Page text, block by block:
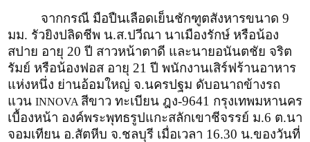
จากกรณี มือปืนเลือดเย็นชักฑูตสังหารขนาด 9
มม. รัวยิงปลิดชีพ น.ส.ปวีณา นาเมืองรักษ์ หรือน้อง
สปาย อายุ 20 ปี สาวหน้าตาดี และนายอนันตชัย จริต
รัมย์ หรือน้องฟอส อายุ 21 ปี พนักงานเสิร์ฟร้านอาหาร
แห่งหนึ่ง ย่านอ้อมใหญ่ จ.นครปฐม ดับอนาถข้างรถ
แวน INNOVA สีขาว ทะเบียน ฎง-9641 กรุงเทพมหานคร
เบื้องหน้า องค์พระพุทธรูปแกะสลักเขาชีจรรย์ ม.6 ต.นา
จอมเทียน อ.สัตหีบ จ.ชลบุรี เมื่อเวลา 16.30 น.ของวันที่